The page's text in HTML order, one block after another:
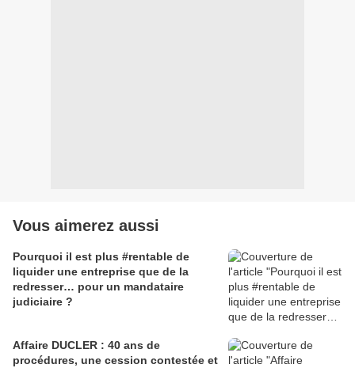
Vous aimerez aussi
Pourquoi il est plus #rentable de
liquider une entreprise que de la
redresser… pour un mandataire
judiciaire ?
Affaire DUCLER : 40 ans de
procédures, une cession contestée et